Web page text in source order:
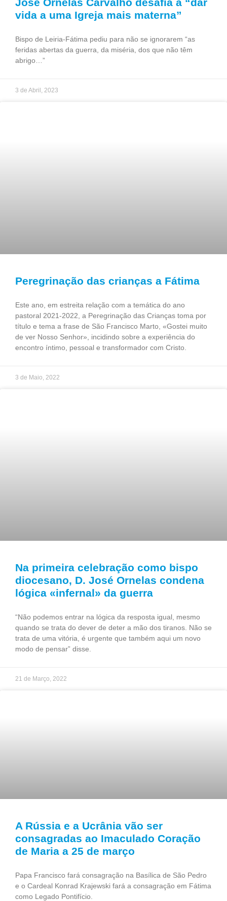
José Ornelas Carvalho desafia a “dar
vida a uma Igreja mais materna”
Bispo de Leiria-Fátima pediu para não se ignorarem “as
feridas abertas da guerra, da miséria, dos que não têm
abrigo…”
3 de Abril, 2023
Peregrinação das crianças a Fátima
Este ano, em estreita relação com a temática do ano
pastoral 2021-2022, a Peregrinação das Crianças toma por
título e tema a frase de São Francisco Marto, «Gostei muito
de ver Nosso Senhor», incidindo sobre a experiência do
encontro íntimo, pessoal e transformador com Cristo.
3 de Maio, 2022
Na primeira celebração como bispo
diocesano, D. José Ornelas condena
lógica «infernal» da guerra
“Não podemos entrar na lógica da resposta igual, mesmo
quando se trata do dever de deter a mão dos tiranos. Não se
trata de uma vitória, é urgente que também aqui um novo
modo de pensar” disse.
21 de Março, 2022
A Rússia e a Ucrânia vão ser
consagradas ao Imaculado Coração
de Maria a 25 de março
Papa Francisco fará consagração na Basílica de São Pedro
e o Cardeal Konrad Krajewski fará a consagração em Fátima
como Legado Pontifício.